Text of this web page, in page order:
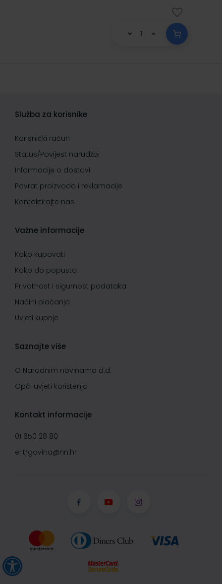
Služba za korisnike
Korisnički račun
Status/Povijest narudžbi
Informacije o dostavi
Povrat proizvoda i reklamacije
Kontaktirajte nas
Važne informacije
Kako kupovati
Kako do popusta
Privatnost i sigurnost podataka
Načini plaćanja
Uvjeti kupnje
Saznajte više
O Narodnim novinama d.d.
Opći uvjeti korištenja
Kontakt informacije
01 650 28 80
e-trgovina@nn.hr